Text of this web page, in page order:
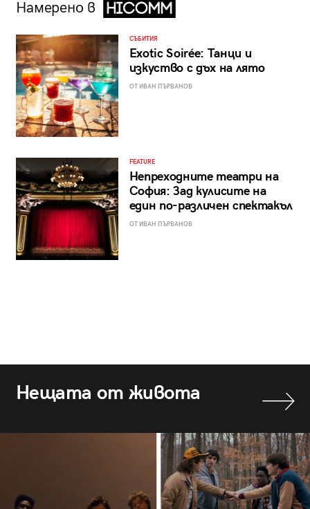
Намерено в
СЪБИТИЯ
Exotic Soirée: Танци и
изкуство с дъх на лято
ОТ ИВАН ПЪРВАНОВ
FEATURE
Непреходните театри на
София: Зад кулисите на
един по-различен спектакъл
ОТ ИВАН ПЪРВАНОВ
Нещата от живота